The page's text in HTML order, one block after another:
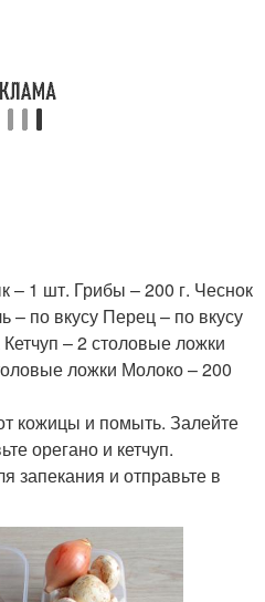
– 1 шт. Грибы – 200 г. Чеснок
– по вкусу Перец – по вкусу
– 2 столовые ложки
ложки Молоко – 200
кожицы и помыть. Залейте
орегано и кетчуп.
запекания и отправьте в